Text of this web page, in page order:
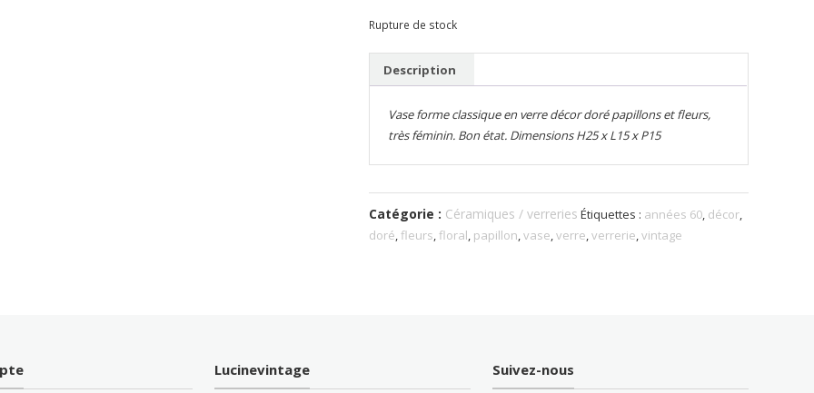
Rupture de stock
Description
Vase forme classique en verre décor doré papillons et fleurs,
très féminin. Bon état. Dimensions H25 x L15 x P15
Catégorie : Céramiques / verreries Étiquettes : années 60, décor,
doré,fleurs,floral, papillon,vase,verre,verrerie,vintage
Lucinevintage Suivez-nous